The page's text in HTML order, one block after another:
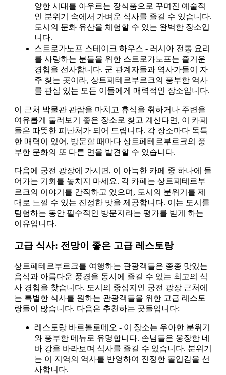
양한 시대를 아우르는 장식품으로 꾸며진 예술적
인 분위기 속에서 가벼운 식사를 즐길 수 있습니다.
도시의 문화 유산을 체험할 수 있는 완벽한 장소입
니다.
스트로가노프 스테이크 하우스 - 러시아 전통 요리
를 사랑하는 분들을 위한 스트로가노프는 즐거운
경험을 선사합니다. 군 관계자들과 역사가들이 자
주 찾는 곳이라, 상트페테르부르크의 풍부한 역사
를 관심 있는 모든 이들에게 매력적인 장소입니다.
이 근처 박물관 관람을 마치고 휴식을 취하거나 주변을
여유롭게 둘러보기 좋은 장소로 찾고 계신다면, 이 카페
들은 따뜻한 피난처가 되어 드립니다. 각 장소마다 독특
한 매력이 있어, 방문할 때마다 상트페테르부르크의 풍
부한 문화의 또 다른 면을 발견할 수 있습니다.
다음에 궁전 광장에 가시면, 이 아늑한 카페 중 하나에 들
어가는 기회를 놓치지 마세요. 각 카페는 상트페테르부
르크의 이야기를 간직하고 있으며, 도시의 분위기를 제
대로 느낄 수 있는 진정한 맛을 제공합니다. 이는 도시를
탐험하는 동안 필수적인 방문지라는 평가를 받게 하는
이유입니다.
고급 식사: 전망이 좋은 고급 레스토랑
상트페테르부르크를 여행하는 관광객들은 종종 맛있는
음식과 아름다운 풍경을 동시에 즐길 수 있는 최고의 식
사 경험을 찾습니다. 도시의 중심지인 궁전 광장 근처에
는 특별한 식사를 원하는 관광객들을 위한 고급 레스토
랑들이 많습니다. 다음은 추천하는 곳들입니다:
레스토랑 바르톨로메오 - 이 장소는 우아한 분위기
와 풍부한 메뉴로 유명합니다. 손님들은 웅장한 네
바 강을 바라보며 식사를 즐길 수 있습니다. 분위기
는 이 지역의 역사를 반영하여 진정한 몰입감을 선
사합니다.